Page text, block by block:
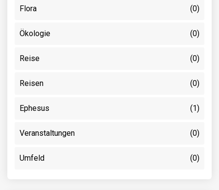
Flora (0)
Ökologie (0)
Reise (0)
Reisen (0)
Ephesus (1)
Veranstaltungen (0)
Umfeld (0)